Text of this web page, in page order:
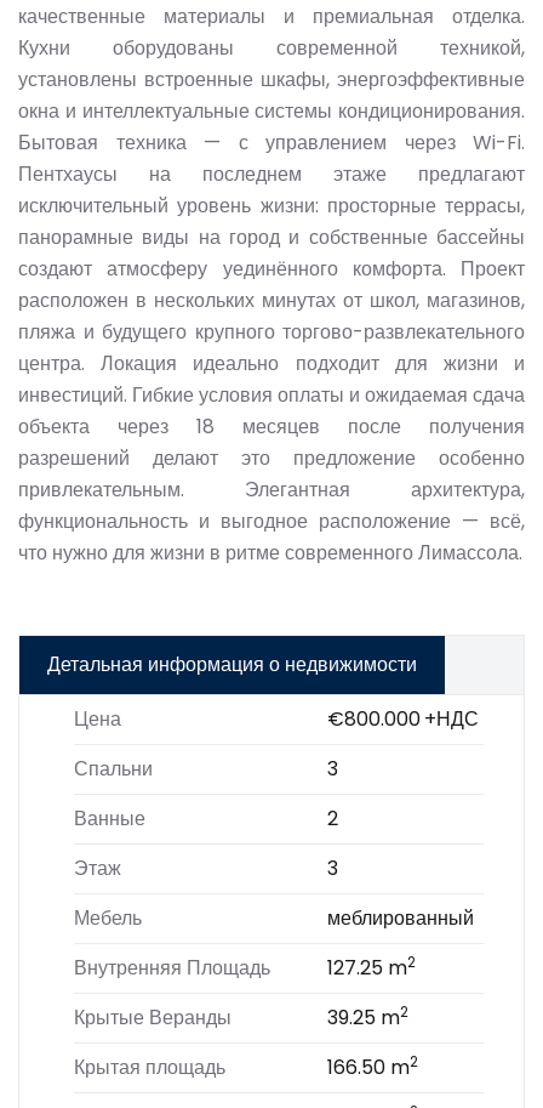
качественные материалы и премиальная отделка.
Кухни оборудованы современной техникой,
установлены встроенные шкафы, энергоэффективные
окна и интеллектуальные системы кондиционирования.
Бытовая техника — с управлением через Wi-Fi.
Пентхаусы на последнем этаже предлагают
исключительный уровень жизни: просторные террасы,
панорамные виды на город и собственные бассейны
создают атмосферу уединённого комфорта. Проект
расположен в нескольких минутах от школ, магазинов,
пляжа и будущего крупного торгово-развлекательного
центра. Локация идеально подходит для жизни и
инвестиций. Гибкие условия оплаты и ожидаемая сдача
объекта через 18 месяцев после получения
разрешений делают это предложение особенно
привлекательным. Элегантная архитектура,
функциональность и выгодное расположение — всё,
что нужно для жизни в ритме современного Лимассола.
Детальная информация о недвижимости
Цена
€800.000+НДС
Спальни
3
Ванные
2
Этаж
3
Мебель
меблированный
Внутренняя Площадь
127.25 m2
Крытые Веранды 39.25 m2
Крытая площадь 166.50 m2